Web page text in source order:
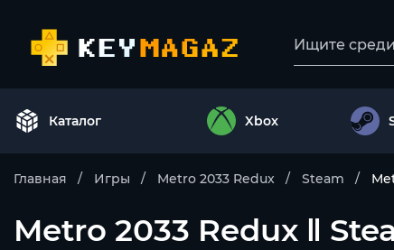
Каталог Xbox
Главная Игры Metro 2033 Redux Steam
Metro 2033 Redux ‖